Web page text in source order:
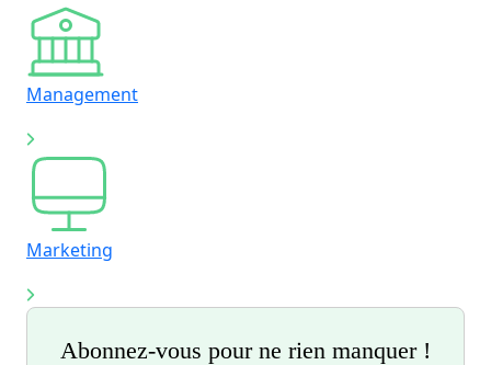
Management
Marketing
Abonnez-vous pour ne rien manquer !